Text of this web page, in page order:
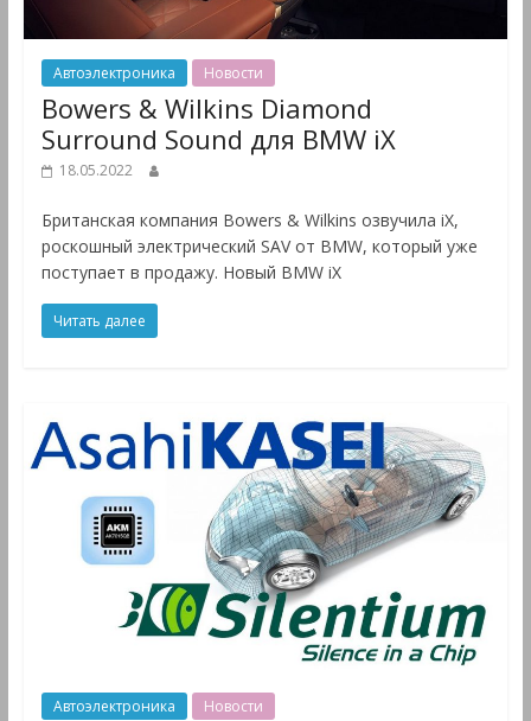
Автоэлектроника Новости
Bowers & Wilkins Diamond
Surround Sound для BMW iX
18.05.2022
Британская компания Bowers & Wilkins озвучила iX,
роскошный электрический SAV от BMW, который уже
поступает в продажу. Новый BMW iX
Читать далее
Автоэлектроника Новости